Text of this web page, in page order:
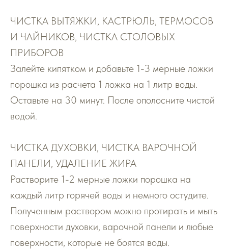
ЧИСТКА ВЫТЯЖКИ, КАСТРЮЛЬ, ТЕРМОСОВ
И ЧАЙНИКОВ, ЧИСТКА СТОЛОВЫХ
ПРИБОРОВ
Залейте кипятком и добавьте 1-3 мерные ложки
порошка из расчета 1 ложка на 1 литр воды.
Оставьте на 30 минут. После ополосните чистой
водой.
ЧИСТКА ДУХОВКИ, ЧИСТКА ВАРОЧНОЙ
ПАНЕЛИ, УДАЛЕНИЕ ЖИРА
Растворите 1-2 мерные ложки порошка на
каждый литр горячей воды и немного остудите.
Полученным раствором можно протирать и мыть
поверхности духовки, варочной панели и любые
поверхности, которые не боятся воды.